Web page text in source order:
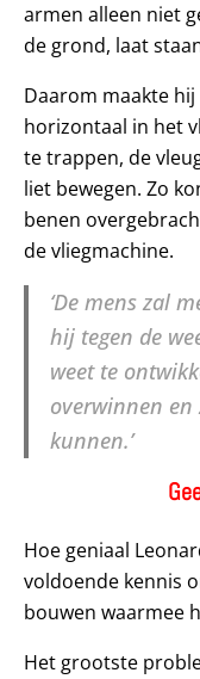
armen alleen niet
de grond, laat
Daarom maakte
horizontaal in het
te trappen, de
liet bewegen. Zo
benen
de vliegmachine.
‘De mens zal
hij tegen de
weet te
overwinnen
kunnen.’
Hoe geniaal
voldoende kennis
bouwen waarmee
Het grootste